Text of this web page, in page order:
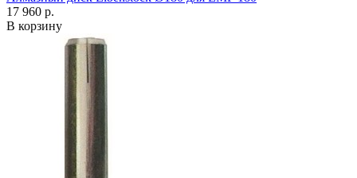
17 960 р.
В корзину